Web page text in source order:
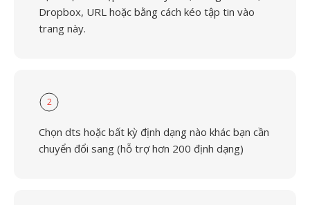
Dropbox, URL hoặc bằng cách kéo tập tin vào
trang này.
2
Chọn dts hoặc bất kỳ định dạng nào khác bạn cần
chuyển đổi sang (hỗ trợ hơn 200 định dạng)